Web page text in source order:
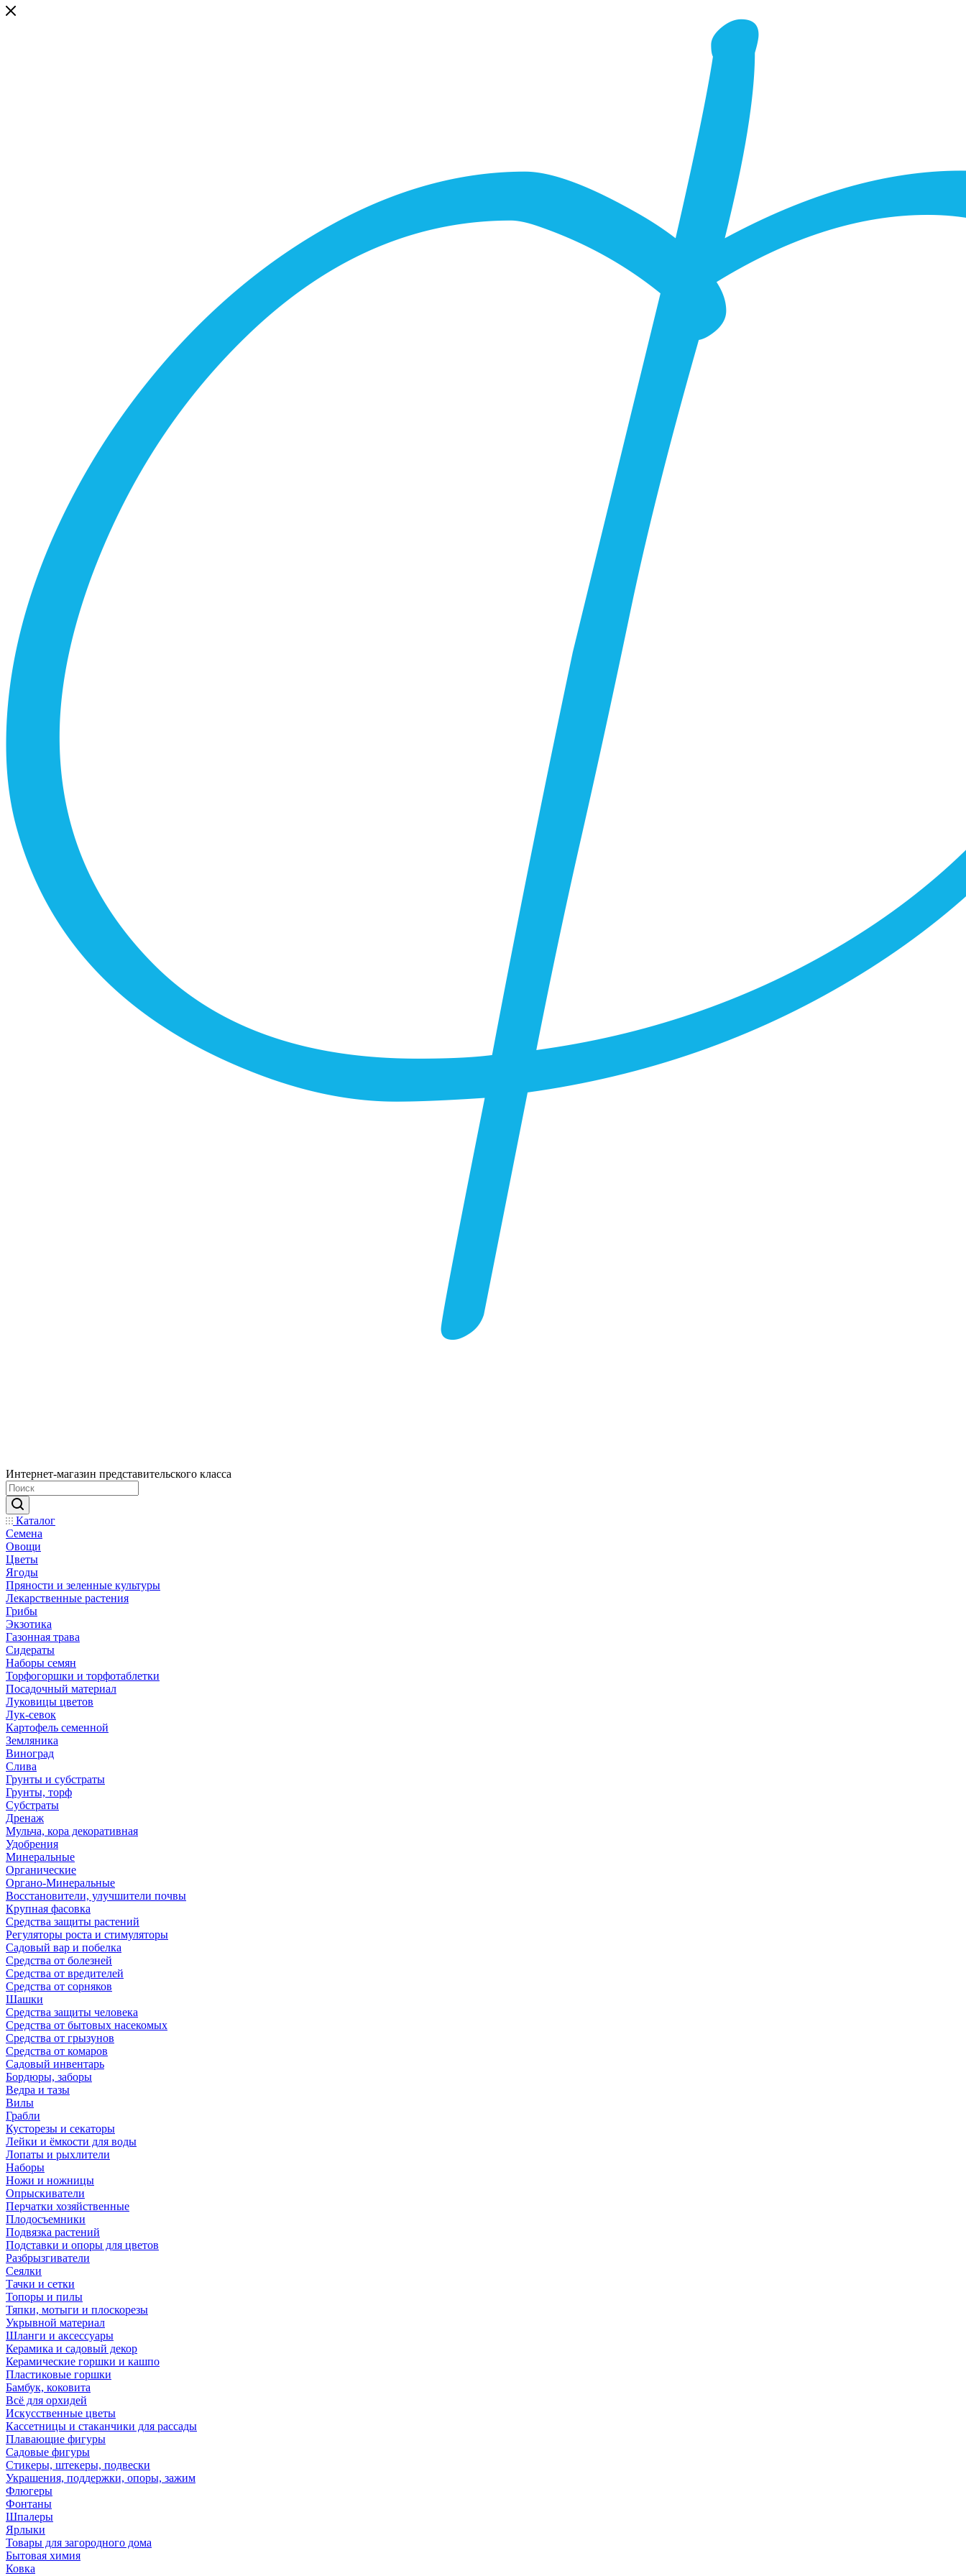
Интернет-магазин представительского класса
Каталог
Семена
Овощи
Цветы
Ягоды
Пряности и зеленные культуры
Лекарственные растения
Грибы
Экзотика
Газонная трава
Сидераты
Наборы семян
Торфогоршки и торфотаблетки
Посадочный материал
Луковицы цветов
Лук-севок
Картофель семенной
Земляника
Виноград
Слива
Грунты и субстраты
Грунты, торф
Субстраты
Дренаж
Мульча, кора декоративная
Удобрения
Минеральные
Органические
Органо-Минеральные
Восстановители, улучшители почвы
Крупная фасовка
Средства защиты растений
Регуляторы роста и стимуляторы
Садовый вар и побелка
Средства от болезней
Средства от вредителей
Средства от сорняков
Шашки
Средства защиты человека
Средства от бытовых насекомых
Средства от грызунов
Средства от комаров
Садовый инвентарь
Бордюры, заборы
Ведра и тазы
Вилы
Грабли
Кусторезы и секаторы
Лейки и ёмкости для воды
Лопаты и рыхлители
Наборы
Ножи и ножницы
Опрыскиватели
Перчатки хозяйственные
Плодосъемники
Подвязка растений
Подставки и опоры для цветов
Разбрызгиватели
Сеялки
Тачки и сетки
Топоры и пилы
Тяпки, мотыги и плоскорезы
Укрывной материал
Шланги и аксессуары
Керамика и садовый декор
Керамические горшки и кашпо
Пластиковые горшки
Бамбук, коковита
Всё для орхидей
Искусственные цветы
Кассетницы и стаканчики для рассады
Плавающие фигуры
Садовые фигуры
Стикеры, штекеры, подвески
Украшения, поддержки, опоры, зажим
Флюгеры
Фонтаны
Шпалеры
Ярлыки
Товары для загородного дома
Бытовая химия
Ковка